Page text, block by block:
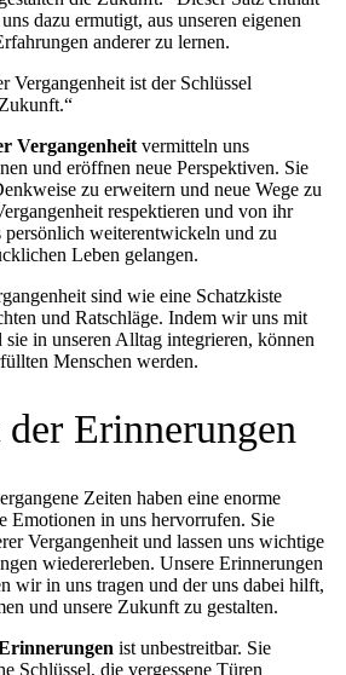
dazu ermutigt, aus unseren eigenen
anderer zu lernen.
Vergangenheit ist der Schlüssel
Vergangenheit vermitteln uns
und eröffnen neue Perspektiven. Sie
zu erweitern und neue Wege zu
respektieren und von ihr
weiterentwickeln und zu
Leben gelangen.
sind wie eine Schatzkiste
und Ratschläge. Indem wir uns mit
sie in unseren Alltag integrieren, können
Menschen werden.
Erinnerungen
Zeiten haben eine enorme
Emotionen in uns hervorrufen. Sie
Vergangenheit und lassen uns wichtige
wiedererleben. Unsere Erinnerungen
wir in uns tragen und der uns dabei hilft,
und unsere Zukunft zu gestalten.
ist unbestreitbar. Sie
Schlüssel, die vergessene Türen